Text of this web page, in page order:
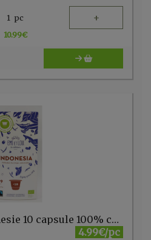
1 pc +
10.99€
Capsule café Indonesie 10 capsule 100% cup+sac dégradable Emi et Lou
4.99€/pc